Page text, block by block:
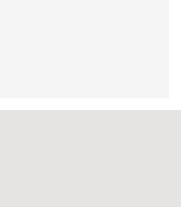
en el
más
soporte
que